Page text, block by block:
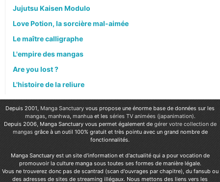
Jujutsu Kaisen Modulo
Love Potion, la sorcière mal-aimée
Le maître calligraphe
L'empire des mangas
Are you lost ?
L'histoire de la reliure
Depuis 2001, Manga Sanctuary vous propose une énorme base de données sur les
mangas, manhwa, manhuaet les séries TV animées (japanimation).
Depuis 2006, Manga Sanctuary vous permet également de gérer votre collection de
mangas grâce à un outil 100% gratuit et très pointu avec un grand nombre de
fonctionnalités.
Manga Sanctuary est un site d'information et d'actualité qui a pour vocation de
promouvoir la culture manga sous toutes ses formes de manière légale.
Vous ne trouverez donc pas de scantrad (scan d'ouvrages par chapitre), du fansub ou
des adresses de sites de streaming illégaux. Nous mettons des liens vers les